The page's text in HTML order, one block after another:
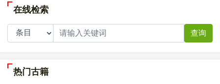
在线检索
查询
热门古籍